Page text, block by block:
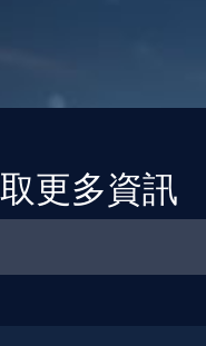
更多資訊